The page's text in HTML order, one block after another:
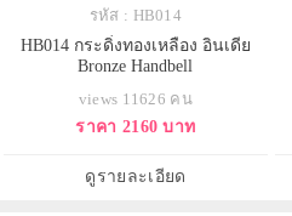
รหัส : HB014
HB014 กระดิ่งทองเหลือง อินเดีย
Bronze Handbell
views 11626 คน
ราคา 2160 บาท
ดูรายละเอียด